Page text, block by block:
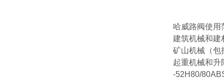
哈威路阀使用
建筑机械和建
矿山机械（包
起重机械和升
-52H80/